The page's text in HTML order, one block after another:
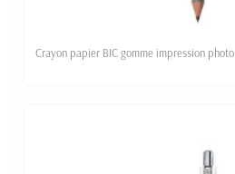
Crayon papier BIC gomme impression photo